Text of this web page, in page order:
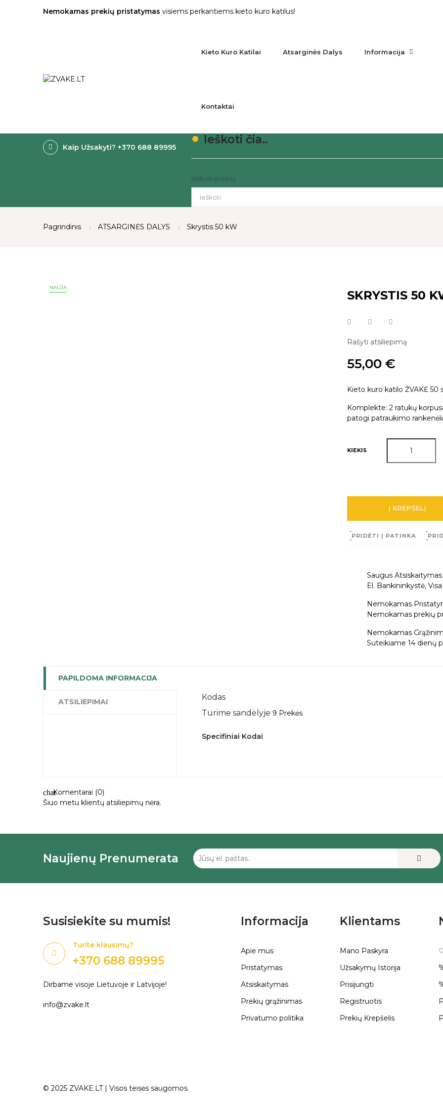
Nemokamas prekių pristatymas visiems perkantiems kieto kuro katilus!
Kieto Kuro Katilai Atsarginės Dalys Informacija
Kontaktai
Kaip Užsakyti? +370 688 89995
Ieškoti čia..
Ieškoti prekių:
Pagrindinis ATSARGINĖS DALYS Skrystis 50 kW
NAUJA
SKRYSTIS 50
Rašyti atsiliepimą
55,00 €
Kieto kuro katilo ŽVAKĖ 50
Komplekte: 2 ratukų
patogi patraukimo
KIEKIS
Į KREPŠELĮ
PRIDĖTI Į PATINKA
Saugus Atsiskaitymas
El. Bankininkystė,
Nemokamas
Nemokamas prekių
Nemokamas
Suteikiame 14 dienų
PAPILDOMA INFORMACIJA
ATSILIEPIMAI
Kodas
Turime sandėlyje 9 Prekės
Specifiniai Kodai
chatKomentarai (0)
Šiuo metu klientų atsiliepimų nėra.
Naujienų Prenumerata
Susisiekite su mumis!
Turite klausimų?
+370 688 89995
Dirbame visoje Lietuvoje ir Latvijoje!
info@zvake.lt
Informacija
Apie mus
Pristatymas
Atsiskaitymas
Prekių grąžinimas
Privatumo politika
Klientams
Mano Paskyra
Užsakymų Istorija
Prisijungti
Registruotis
Prekių Krepšelis
© 2025 ZVAKE.LT| Visos teisės saugomos.